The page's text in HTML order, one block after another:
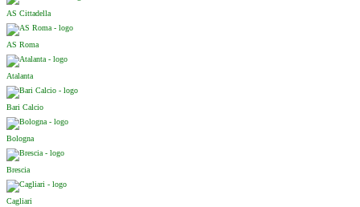
AS Cittadella
AS Roma
Atalanta
Bari Calcio
Bologna
Brescia
Cagliari